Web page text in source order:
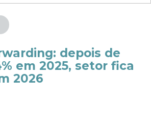
depois de
em 2025, setor fica
2026